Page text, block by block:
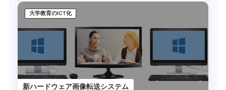
大学教育のICT化
新ハードウェア画像転送システム